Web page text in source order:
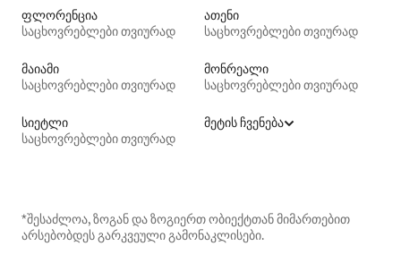
ფლორენცია
საცხოვრებლები თვიურად
ათენი
საცხოვრებლები თვიურად
მაიამი
საცხოვრებლები თვიურად
მონრეალი
საცხოვრებლები თვიურად
სიეტლი
საცხოვრებლები თვიურად
მეტის ჩვენება
*შესაძლოა, ზოგან და ზოგიერთ ობიექტთან მიმართებით
არსებობდეს გარკვეული გამონაკლისები.